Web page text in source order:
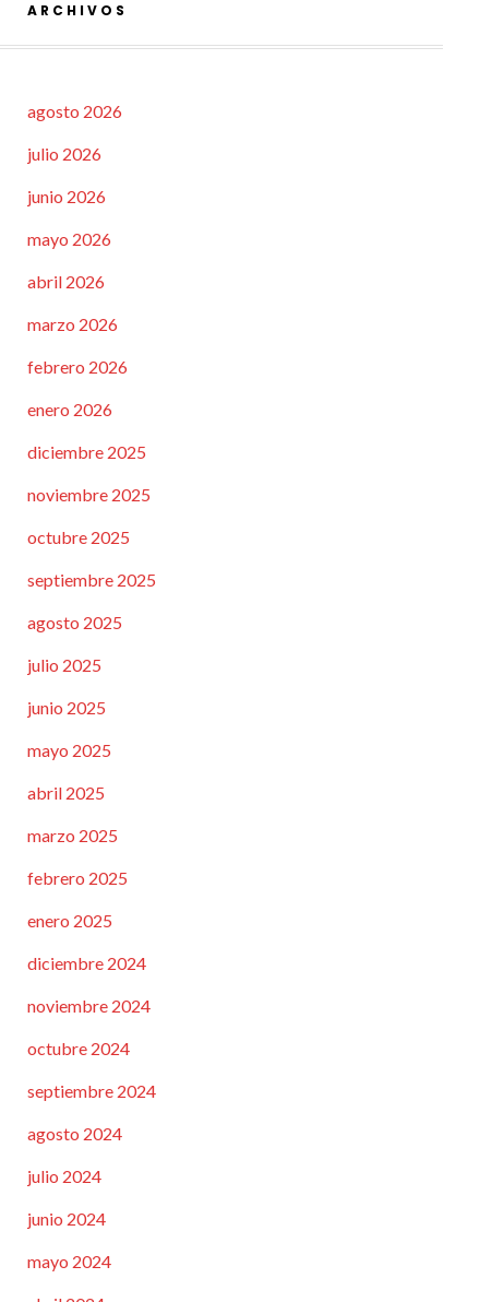
ARCHIVOS
agosto 2026
julio 2026
junio 2026
mayo 2026
abril 2026
marzo 2026
febrero 2026
enero 2026
diciembre 2025
noviembre 2025
octubre 2025
septiembre 2025
agosto 2025
julio 2025
junio 2025
mayo 2025
abril 2025
marzo 2025
febrero 2025
enero 2025
diciembre 2024
noviembre 2024
octubre 2024
septiembre 2024
agosto 2024
julio 2024
junio 2024
mayo 2024